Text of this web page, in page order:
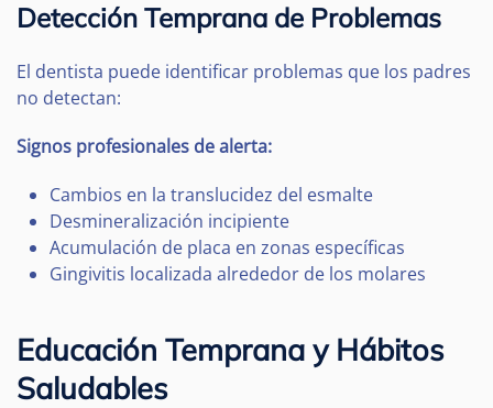
Detección Temprana de Problemas
El dentista puede identificar problemas que los padres
no detectan:
Signos profesionales de alerta:
Cambios en la translucidez del esmalte
Desmineralización incipiente
Acumulación de placa en zonas específicas
Gingivitis localizada alrededor de los molares
Educación Temprana y Hábitos
Saludables